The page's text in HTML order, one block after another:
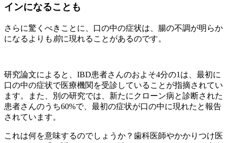
インになることも
さらに驚くべきことに、口の中の症状は、腸の不調が明らか
になるよりも 前に現れることがあるのです。
研究論文によると、IBD患者さんのおよそ4分の1は、最初に
口の中の症状で医療機関を受診していることが指摘されてい
ます。また、別の研究では、新たにクローン病と診断された
患者さんのうち60%で、最初の症状が口の中に現れたと報告
されています。
これは何を意味するのでしょうか？歯科医師やかかりつけ医